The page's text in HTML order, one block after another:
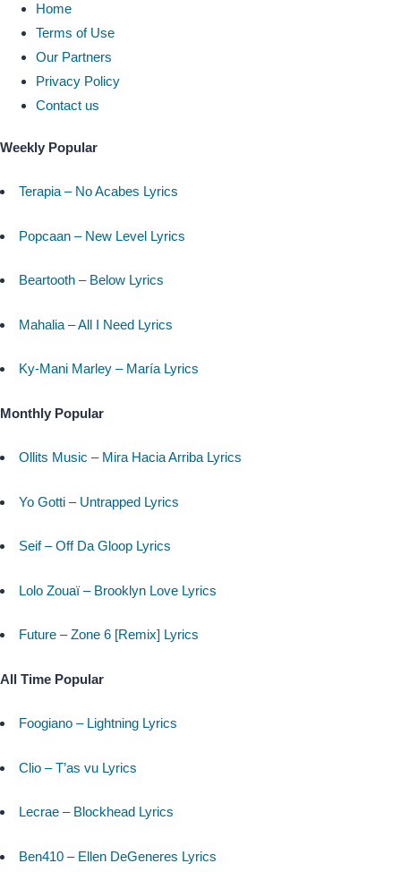
Home
Terms of Use
Our Partners
Privacy Policy
Contact us
Weekly Popular
Terapia – No Acabes Lyrics
Popcaan – New Level Lyrics
Beartooth – Below Lyrics
Mahalia – All I Need Lyrics
Ky-Mani Marley – María Lyrics
Monthly Popular
Ollits Music – Mira Hacia Arriba Lyrics
Yo Gotti – Untrapped Lyrics
Seif – Off Da Gloop Lyrics
Lolo Zouaï – Brooklyn Love Lyrics
Future – Zone 6 [Remix] Lyrics
All Time Popular
Foogiano – Lightning Lyrics
Clio – T’as vu Lyrics
Lecrae – Blockhead Lyrics
Ben410 – Ellen DeGeneres Lyrics